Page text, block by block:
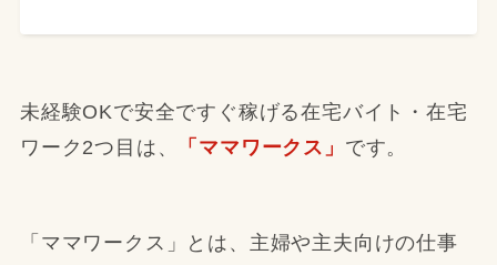
未経験OKで安全ですぐ稼げる在宅バイト・在宅
ワーク2つ目は、
「 ママワークス 」 です。
「ママワークス」とは、主婦や主夫向けの仕事